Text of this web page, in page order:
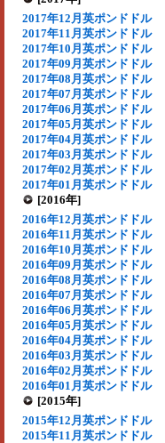
2017年12月英ポンドドル
2017年11月英ポンドドル
2017年10月英ポンドドル
2017年09月英ポンドドル
2017年08月英ポンドドル
2017年07月英ポンドドル
2017年06月英ポンドドル
2017年05月英ポンドドル
2017年04月英ポンドドル
2017年03月英ポンドドル
2017年02月英ポンドドル
2017年01月英ポンドドル
[2016年]
2016年12月英ポンドドル
2016年11月英ポンドドル
2016年10月英ポンドドル
2016年09月英ポンドドル
2016年08月英ポンドドル
2016年07月英ポンドドル
2016年06月英ポンドドル
2016年05月英ポンドドル
2016年04月英ポンドドル
2016年03月英ポンドドル
2016年02月英ポンドドル
2016年01月英ポンドドル
[2015年]
2015年12月英ポンドドル
2015年11月英ポンドドル